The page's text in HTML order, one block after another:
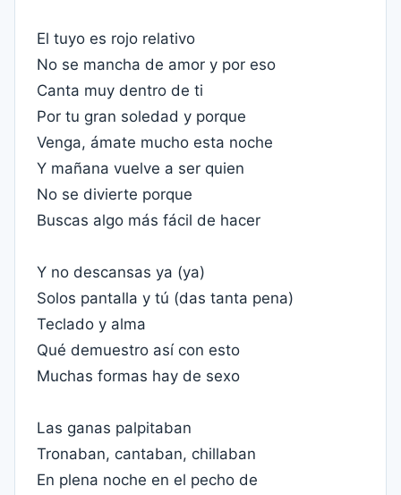
El tuyo es rojo relativo
No se mancha de amor y por eso
Canta muy dentro de ti
Por tu gran soledad y porque
Venga, ámate mucho esta noche
Y mañana vuelve a ser quien
No se divierte porque
Buscas algo más fácil de hacer
Y no descansas ya (ya)
Solos pantalla y tú (das tanta pena)
Teclado y alma
Qué demuestro así con esto
Muchas formas hay de sexo
Las ganas palpitaban
Tronaban, cantaban, chillaban
En plena noche en el pecho de